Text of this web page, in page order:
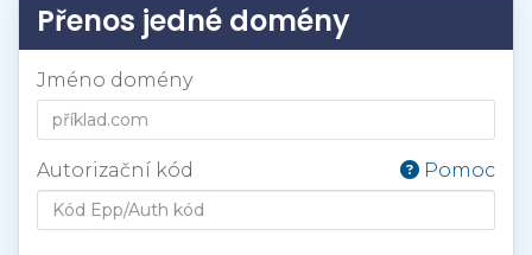
Přenos jedné domény
Jméno domény
Autorizační kód Pomoc